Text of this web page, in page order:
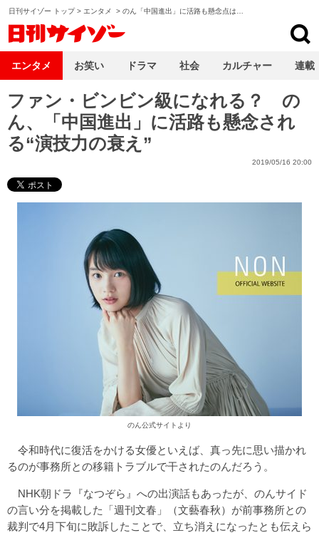
日刊サイゾー トップ> エンタメ > のん「中国進出」に活路も懸念点は…
ファン・ビンビン級になれる？ の
ん、「中国進出」に活路も懸念され
る“演技力の衰え”
2019/05/16 20:00
のん公式サイトより
令和時代に復活をかける女優といえば、真っ先に思い描かれ
るのが事務所との移籍トラブルで干されたのんだろう。
NHK朝ドラ『なつぞら』への出演話もあったが、のんサイド
の言い分を掲載した「週刊文春」（文藝春秋）が前事務所との
裁判で4月下旬に敗訴したことで、立ち消えになったとも伝えら
エンタメ お笑い ドラマ 社会 カルチャー 連載